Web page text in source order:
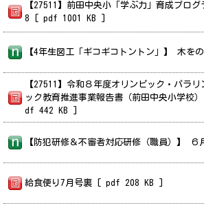
【27511】前田中央小「学ぶ力」育成プログ
8 [ pdf 1001 KB ]
【27511】令和８年度オリンピック・パラリ
ック教育推進事業報告書（前田中央小学校
df 442 KB ]
給食便り7月号裏 [ pdf 208 KB ]